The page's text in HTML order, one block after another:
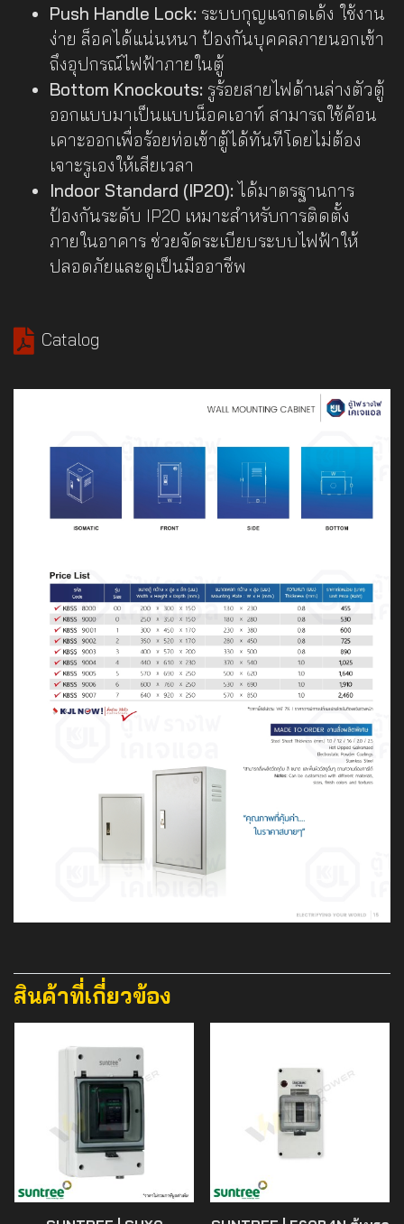
Push Handle Lock: ระบบกุญแจกดเด้ง ใช้งาน
ง่าย ล็อคได้แน่นหนา ป้องกันบุคคลภายนอกเข้า
ถึงอุปกรณ์ไฟฟ้าภายในตู้
Bottom Knockouts: รูร้อยสายไฟด้านล่างตัวตู้
ออกแบบมาเป็นแบบน็อคเอาท์ สามารถใช้ค้อน
เคาะออกเพื่อร้อยท่อเข้าตู้ได้ทันทีโดยไม่ต้อง
เจาะรูเองให้เสียเวลา
Indoor Standard (IP20): ได้มาตรฐานการ
ป้องกันระดับ IP20 เหมาะสำหรับการติดตั้ง
ภายในอาคาร ช่วยจัดระเบียบระบบไฟฟ้าให้
ปลอดภัยและดูเป็นมืออาชีพ
Catalog
สินค้าที่เกี่ยวข้อง